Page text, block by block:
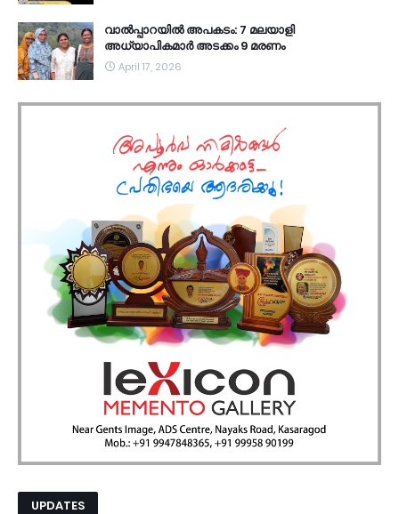
വാൽപ്പാറയിൽ അപകടം: 7 മലയാളി
അധ്യാപികമാർ അടക്കം 9 മരണം
April 17, 2026
UPDATES